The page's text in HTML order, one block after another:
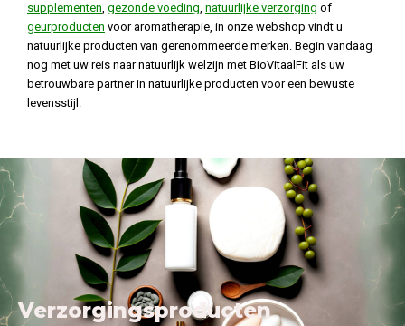
supplementen, gezonde voeding, natuurlijke verzorging of
geurproducten voor aromatherapie, in onze webshop vindt u
natuurlijke producten van gerenommeerde merken. Begin vandaag
nog met uw reis naar natuurlijk welzijn met BioVitaalFit als uw
betrouwbare partner in natuurlijke producten voor een bewuste
levensstijl.
Verzorgingsproducten